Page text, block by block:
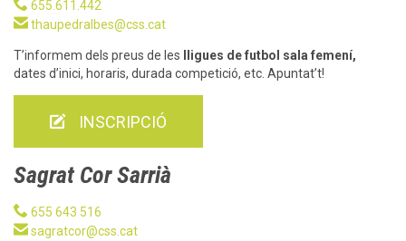
 655.611.442
thaupedralbes@css.cat
T’informem dels preus de les lligues de futbol sala femení,
dates d’inici, horaris, durada competició, etc. Apuntat’t!
 INSCRIPCIÓ
Sagrat Cor Sarrià
 655 643 516
sagratcor@css.cat